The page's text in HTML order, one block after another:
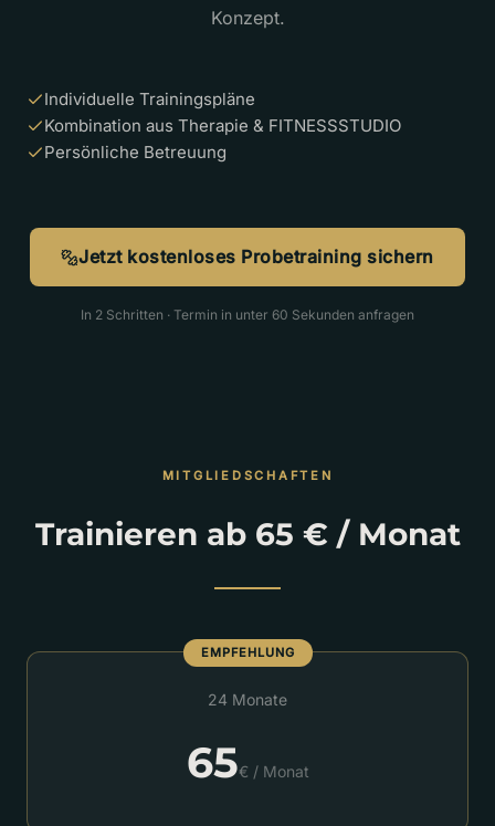
Konzept.
Individuelle Trainingspläne
Kombination aus Therapie & FITNESSSTUDIO
Persönliche Betreuung
Jetzt kostenloses Probetraining sichern
In 2 Schritten · Termin in unter 60 Sekunden anfragen
MITGLIEDSCHAFTEN
Trainieren ab 65 € / Monat
EMPFEHLUNG
24 Monate
65€ / Monat